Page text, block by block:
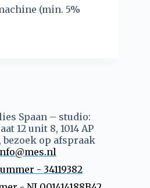
(min. 5%
Spaan – studio:
12 unit 8, 1014 AP
bezoek op afspraak
- 34119382